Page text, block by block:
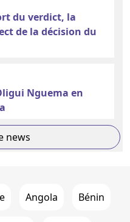
du verdict, la
de la décision du
Nguema en
news
Angola Bénin